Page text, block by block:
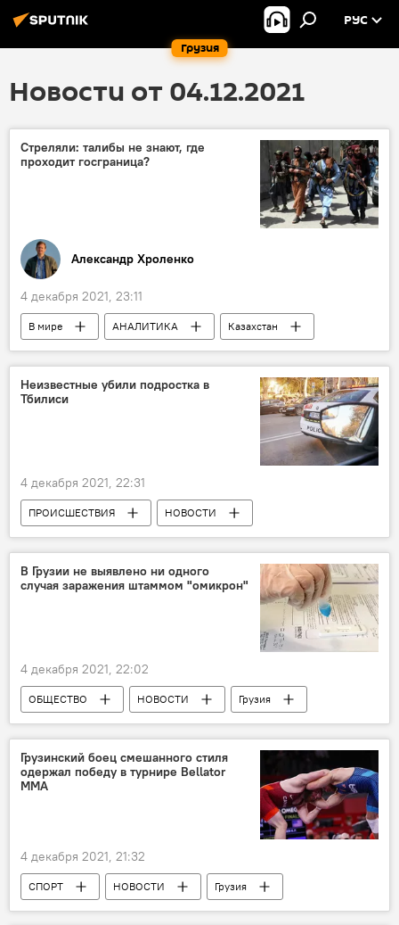
Грузия
РУС
Новости от 04.12.2021
Стреляли: талибы не знают, где
проходит госграница?
Александр Хроленко
4 декабря 2021, 23:11
В мире АНАЛИТИКА
Казахстан
НАТО
Колумнисты
Узбекистан
Всемирная организация здравоохранения
Политика
Неизвестные убили подростка в
Тбилиси
4 декабря 2021, 22:31
ПРОИСШЕСТВИЯ
НОВОСТИ
Грузия
МВД Грузии
Тбилиси
Убийство
Преступность в Грузии
В Грузии не выявлено ни одного
случая заражения штаммом "омикрон"
4 декабря 2021, 22:02
ОБЩЕСТВО НОВОСТИ
Грузия
Минздрав
Коронавирус COVID-19
Грузинский боец смешанного стиля
одержал победу в турнире Bellator
MMA
4 декабря 2021, 21:32
СПОРТ НОВОСТИ
Грузия
борьба